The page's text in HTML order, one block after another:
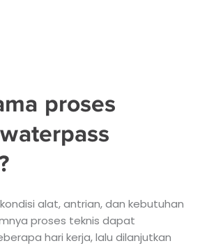
proses
alat, antrian, dan kebutuhan
proses teknis dapat
hari kerja, lalu dilanjutkan